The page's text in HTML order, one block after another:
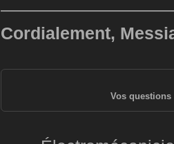
Cordialement,
Vos questions